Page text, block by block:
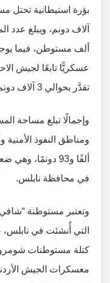
عسكريًّا تابعًا لجيش
تقدَّر بحوالي 3 آلاف دونم.
وإجمالًا تبلغ مساحة
ألفًا و93
في محافظة نابلس.
وتعتبر مستوطنة
كتلة مستوطنات